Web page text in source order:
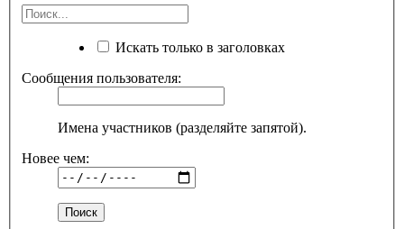
Искать только в заголовках
Сообщения пользователя:
Имена участников (разделяйте запятой).
Новее чем: